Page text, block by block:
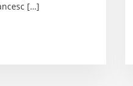
[…]